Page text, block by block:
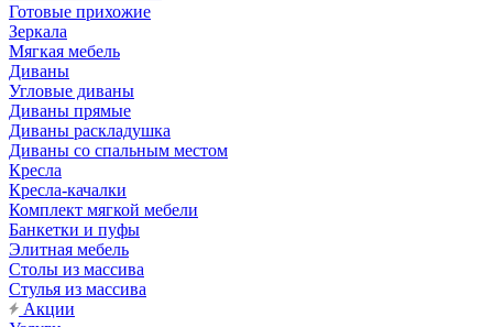
Готовые прихожие
Зеркала
Мягкая мебель
Диваны
Угловые диваны
Диваны прямые
Диваны раскладушка
Диваны со спальным местом
Кресла
Кресла-качалки
Комплект мягкой мебели
Банкетки и пуфы
Элитная мебель
Столы из массива
Стулья из массива
Акции